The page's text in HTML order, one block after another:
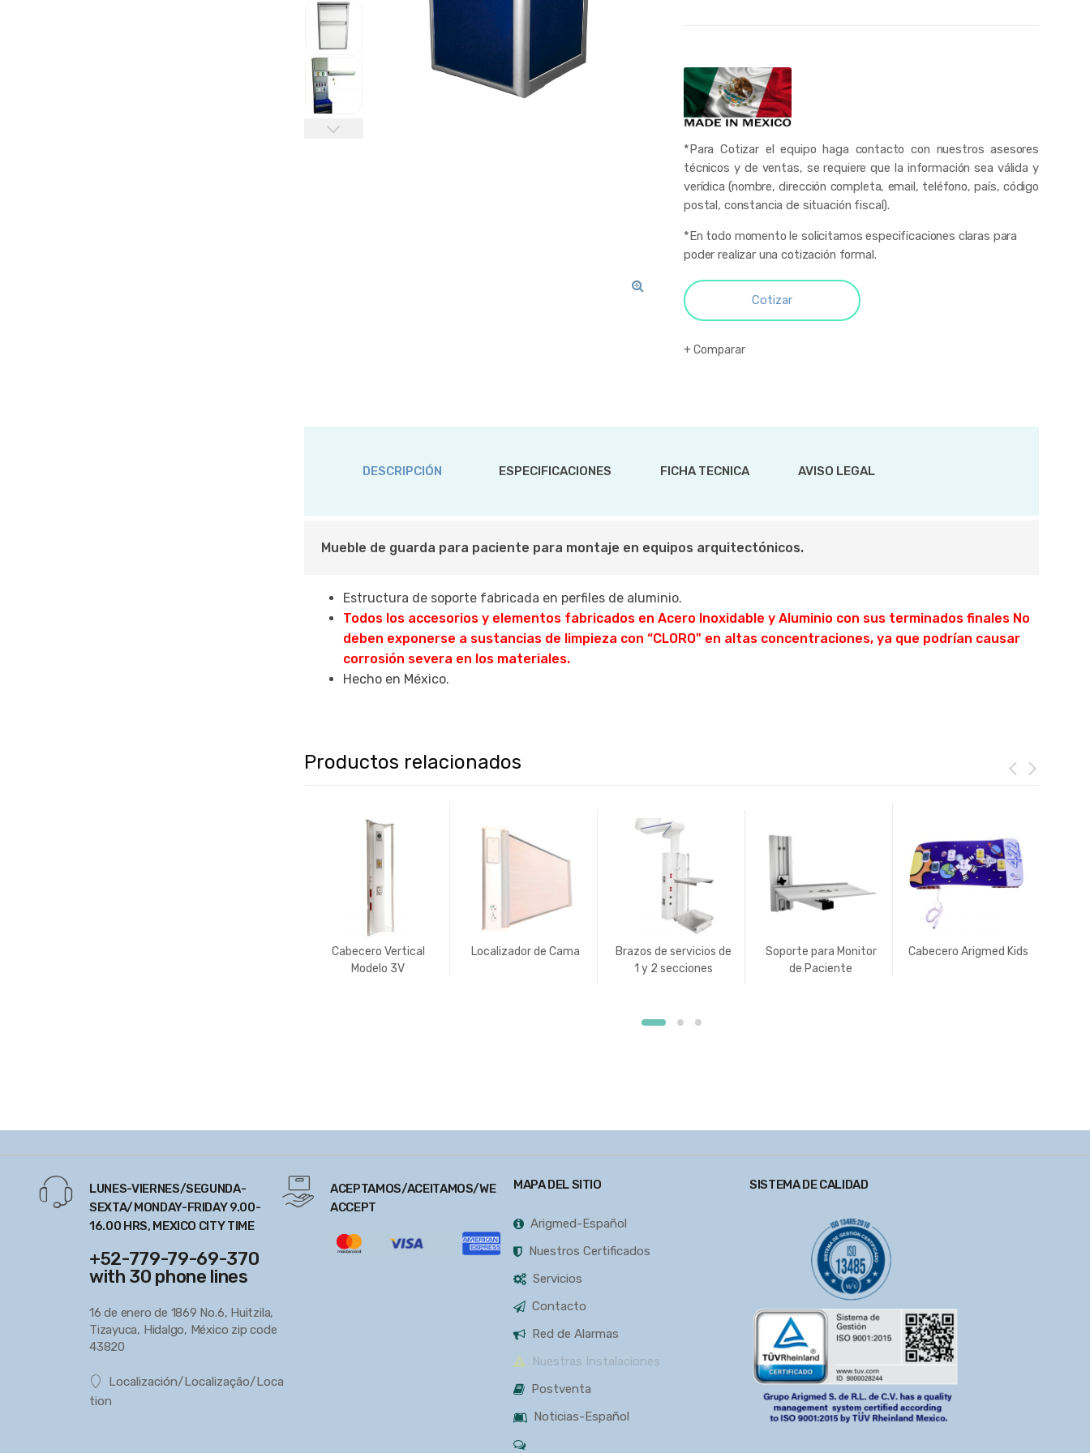
*Para Cotizar el equipo haga contacto con nuestros asesores
técnicos y de ventas, se requiere que la información sea válida y
verídica (nombre, dirección completa, email, teléfono, país, código
postal, constancia de situación fiscal).
*En todo momento le solicitamos especificaciones claras para
poder realizar una cotización formal.
Cotizar
Comparar
DESCRIPCIÓN ESPECIFICACIONES FICHA TECNICA AVISO LEGAL
Mueble de guarda para paciente para montaje en equipos arquitectónicos.
Estructura de soporte fabricada en perfiles de aluminio.
Todos los accesorios y elementos fabricados en Acero Inoxidable y Aluminio con sus terminados finales No
deben exponerse a sustancias de limpieza con “CLORO" en altas concentraciones, ya que podrían causar
corrosión severa en los materiales.
Hecho en México.
Productos relacionados
Cabecero Vertical
Modelo 3V
Localizador de Cama
Brazos de servicios de
1 y 2 secciones
Soporte para Monitor
de Paciente
Cabecero Arigmed Kids
LUNES-VIERNES/SEGUNDA-
SEXTA/MONDAY-FRIDAY 9.00-
16.00 HRS, MEXICO CITY TIME
+52-779-79-69-370
with 30 phone lines
16 de enero de 1869 No.6, Huitzila,
Tizayuca, Hidalgo, México zip code
43820
Localización/Localização/Loca
tion
ACEPTAMOS/ACEITAMOS/WE
ACCEPT
MAPA DEL SITIO
Arigmed-Español
Nuestros Certificados
Servicios
Contacto
Red de Alarmas
Nuestras Instalaciones
Postventa
Noticias-Español
SISTEMA DE CALIDAD